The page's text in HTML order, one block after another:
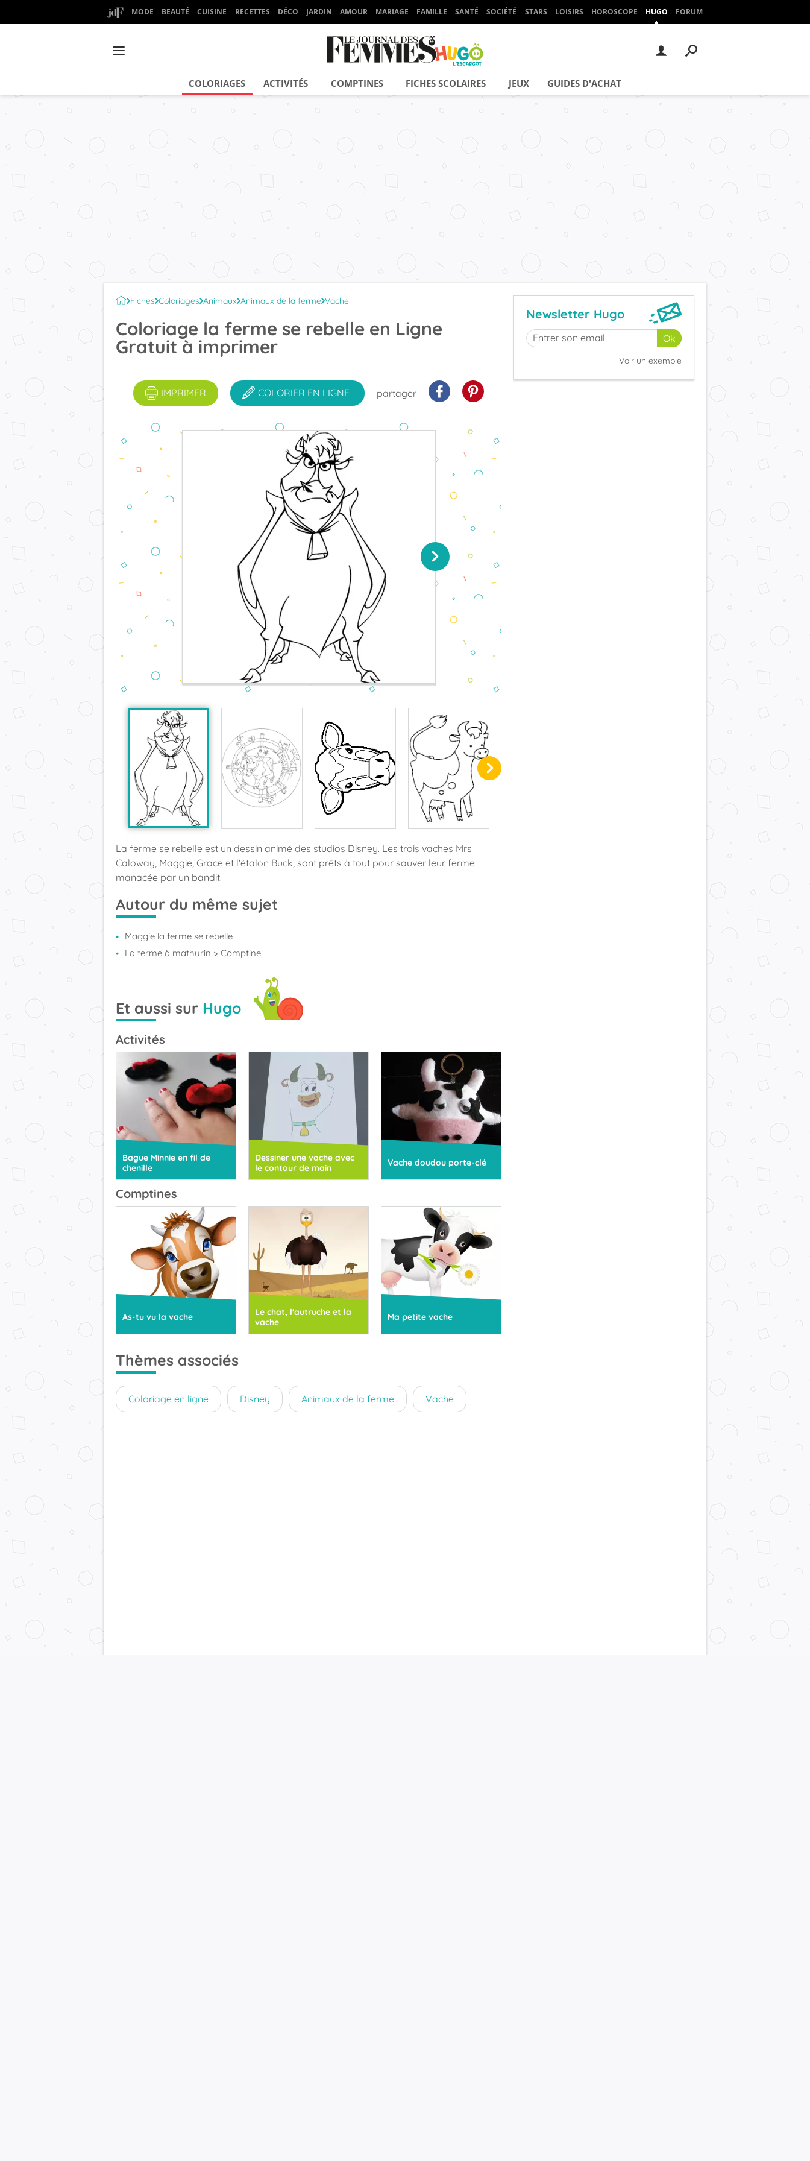
MODE BEAUTÉ CUISINE RECETTES DÉCO JARDIN AMOUR MARIAGE FAMILLE SANTÉ SOCIÉTÉ STARS LOISIRS HOROSCOPE HUGO FORUM
COLORIAGES ACTIVITÉS COMPTINES FICHES SCOLAIRES JEUX GUIDES D'ACHAT
Fiches Coloriages Animaux Animaux de la ferme Vache
Coloriage la ferme se rebelle en Ligne
Gratuit à imprimer
IMPRIMER COLORIER EN LIGNE partager
La ferme se rebelle est un dessin animé des studios Disney. Les trois vaches Mrs
Caloway, Maggie, Grace et l'étalon Buck, sont prêts à tout pour sauver leur ferme
manacée par un bandit.
Autour du même sujet
Maggie la ferme se rebelle
La ferme à mathurin > Comptine
Et aussi sur Hugo
Activités
Bague Minnie en fil de
chenille
Dessiner une vache avec
le contour de main
Vache doudou porte-clé
Comptines
As-tu vu la vache
Le chat, l'autruche et la
vache
Ma petite vache
Thèmes associés
Coloriage en ligne Disney Animaux de la ferme Vache
Newsletter Hugo
Voir un exemple